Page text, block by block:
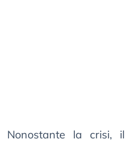
Nonostante la crisi, il